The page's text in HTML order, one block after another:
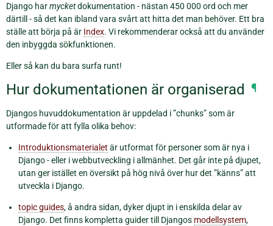
Django harmycketdokumentation - nästan 450 000 ord och mer
därtill - så det kan ibland vara svårt att hitta det man behöver. Ett bra
ställe att börja på är Index. Vi rekommenderar också att du använder
den inbyggda sökfunktionen.
Eller så kan du bara surfa runt!
Hur dokumentationen är organiserad ¶
Djangos huvuddokumentation är uppdelad i ”chunks” som är
utformade för att fylla olika behov:
Introduktionsmaterialet är utformat för personer som är nya i
Django - eller i webbutveckling i allmänhet. Det går inte på djupet,
utan ger istället en översikt på hög nivå över hur det ”känns” att
utveckla i Django.
topic guides, å andra sidan, dyker djupt in i enskilda delar av
Django. Det finns kompletta guider till Djangos modellsystem,